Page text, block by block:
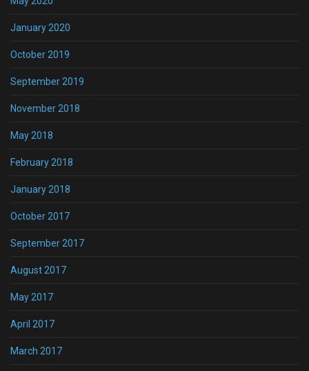
January 2020
October 2019
September 2019
November 2018
May 2018
February 2018
January 2018
October 2017
September 2017
August 2017
May 2017
April 2017
March 2017